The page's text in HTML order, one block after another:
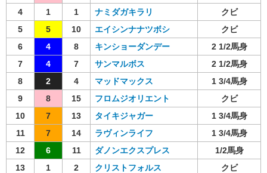
4
1 1 ナミダガキラリ
クビ
5
5 10 エイシンナナツボシ
クビ
6
4 8 キンショーダンデー
2 1/2馬身
7
4 7 サンマルボス
2 1/2馬身
8
2 4 マッドマックス
1 3/4馬身
9
8 15 フロムジオリエント
クビ
10
7 13 タイキジャガー
1 3/4馬身
11
7 14 ラヴィンライフ
1 3/4馬身
12
6 11 ダノンエクスプレス
1/2馬身
13
1 2 クリストフォルス
クビ